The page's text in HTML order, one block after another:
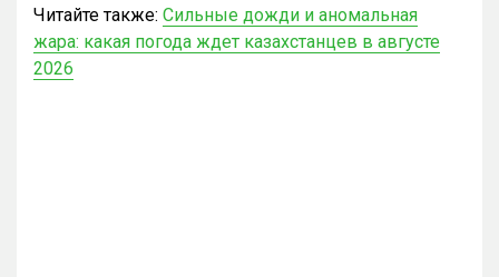
Читайте также: Сильные дожди и аномальная
жара: какая погода ждет казахстанцев в августе
2026